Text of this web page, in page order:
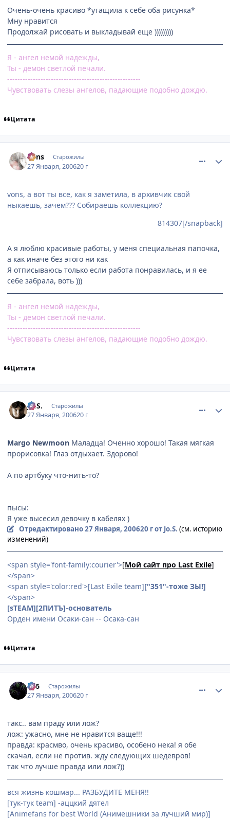
Очень-очень красиво *утащила к себе оба рисунка*
Мну нравится
Продолжай рисовать и выкладывай еще )))))))))
Я - ангел немой надежды,
Ты - демон светлой печали.
----------------------------------------------------
Чувствовать слезы ангелов, падающие подобно дождю.
Цитата
vons Старожилы
27 Января, 200620 г
vons, а вот ты все, как я заметила, в архивчик свой
ныкаешь, зачем??? Собираешь коллекцию?
814307[/snapback]
А я люблю красивые работы, у меня специальная папочка,
а как иначе без этого ни как
Я отписываюсь только если работа понравилась, и я ее
себе забрала, воть )))
Я - ангел немой надежды,
Ты - демон светлой печали.
----------------------------------------------------
Чувствовать слезы ангелов, падающие подобно дождю.
Цитата
Jo.S. Старожилы
27 Января, 200620 г
Margo Newmoon Маладца! Оченно хорошо! Такая мягкая
прорисовка! Глаз отдыхает. Здорово!
А по артбуку что-нить-то?
пысы:
Я уже высесил девочку в кабелях )
Отредактировано27 Января, 200620 гот Jo.S. (см. историю
изменений)
<span style='font-family:courier'>[Мой сайт про Last Exile]
</span>
<span style='color:red'>[Last Exile team]["351"-тоже ЗЫ!]
</span>
[sTEAM][2ПИТЪ]-основатель
Орден имени Осаки-сан -- Осака-сан
Цитата
666 Старожилы
27 Января, 200620 г
такс.. вам праду или лож?
лож: ужасно, мне не нравится ваще!!!
правда: красмво, очень красиво, особено нека! я обе
скачал, если не против. жду следующих шедевров!
так что лучше правда или лож?))
вся жизнь кошмар... РАЗБУДИТЕ МЕНЯ!!
[тук-тук team] -аццкий дятел
[Animefans for best World (Анимешники за лучший мир)]